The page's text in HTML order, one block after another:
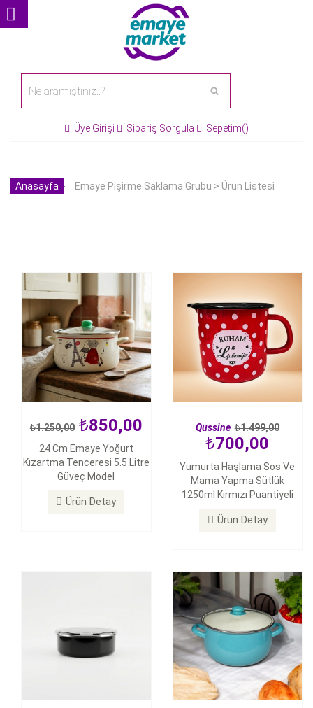
Üye Girişi Sipariş Sorgula Sepetim()
Anasayfa Emaye Pişirme Saklama Grubu > Ürün Listesi
1.250,00 850,00
24 Cm Emaye Yoğurt
Kızartma Tenceresi 5.5 Litre
Güveç Model
Ürün Detay
24 Cm Emaye Yoğurt
Qussine 1.499,00
700,00
Yumurta Haşlama Sos Ve
Mama Yapma Sütlük
1250ml Kırmızı Puantiyeli
Ürün Detay
Yumurta Haşlama Sos Ve
200,00 150,00
Emaye Saklama Kabı 14cm
900,00 850,00
Qussine Emaye Yoğurt
Tenceresi Bombeli Tencere
22cm 5 Litre Turkuaz